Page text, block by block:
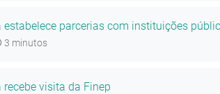
estabelece parcerias com instituições
3 minutos
visita da Finep